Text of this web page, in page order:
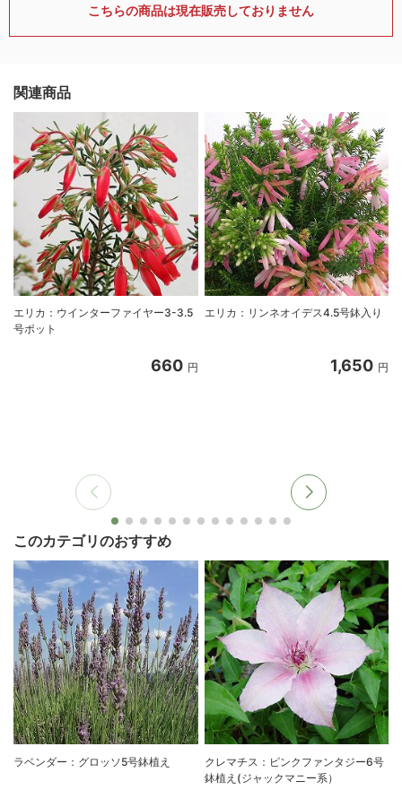
こちらの商品は現在販売しておりません
関連商品
エリカ：ウインターファイヤー3-3.5
号ポット
660 円
エリカ：リンネオイデス4.5号鉢入り
1,650 円
このカテゴリのおすすめ
ラベンダー：グロッソ5号鉢植え
クレマチス：ピンクファンタジー6号
鉢植え(ジャックマニー系）